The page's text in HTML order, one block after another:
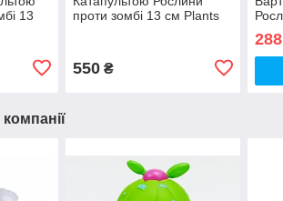
13
проти зомбі 13 см Plants
550₴
288